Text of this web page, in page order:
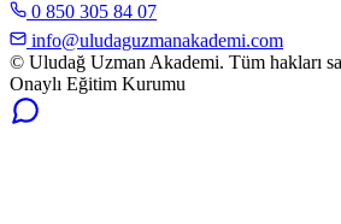
0 850 305 84 07
info@uludaguzmanakademi.com
© Uludağ Uzman Akademi. Tüm hakları
Onaylı Eğitim Kurumu